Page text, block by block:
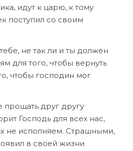
идут к царю, к тому
поступил со своим
не так ли и ты должен
для того, чтобы вернуть
чтобы господин мог
прощать друг другу
Господь для всех нас,
не исполняем. Страшными,
в своей жизни